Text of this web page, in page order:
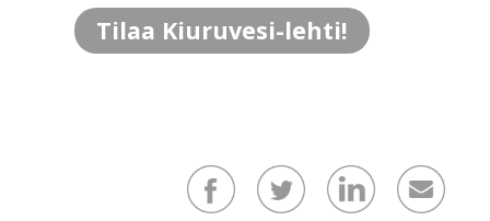
Tilaa Kiuruvesi-lehti!